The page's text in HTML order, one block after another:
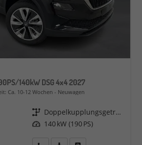
140kW DSG 4x4 2027
Ca. 10-12 Wochen Neuwagen
Getriebe
Doppelkupplungsgetriebe (DSG)
Leistung 140 kW (190 PS)